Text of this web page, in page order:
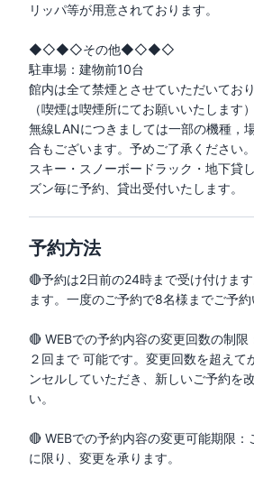
リッパ等が用意されております。
◆◇◆◇その他◆◇◆◇
駐車場：建物前10台
館内は全て禁煙とさせていただいており
（喫煙は喫煙所にてお願いいたします）
無線LANにつきましては一部の機種，
合もございます。予めご了承ください。
スキー・スノーボードラック・地下貸
ズン毎に予約、貸出受付いたします。
予約方法
🔴予約は2日前の24時まで受け付けま
ます。一度のご予約で8名様までご予約
🔴 WEBでの予約内容の変更回数の制
２回まで 可能です。変更回数を超えて
ンセルしていただき、新しいご予約を
い。
🔴 WEBでの予約内容の変更可能期限
に限り、変更を承ります。